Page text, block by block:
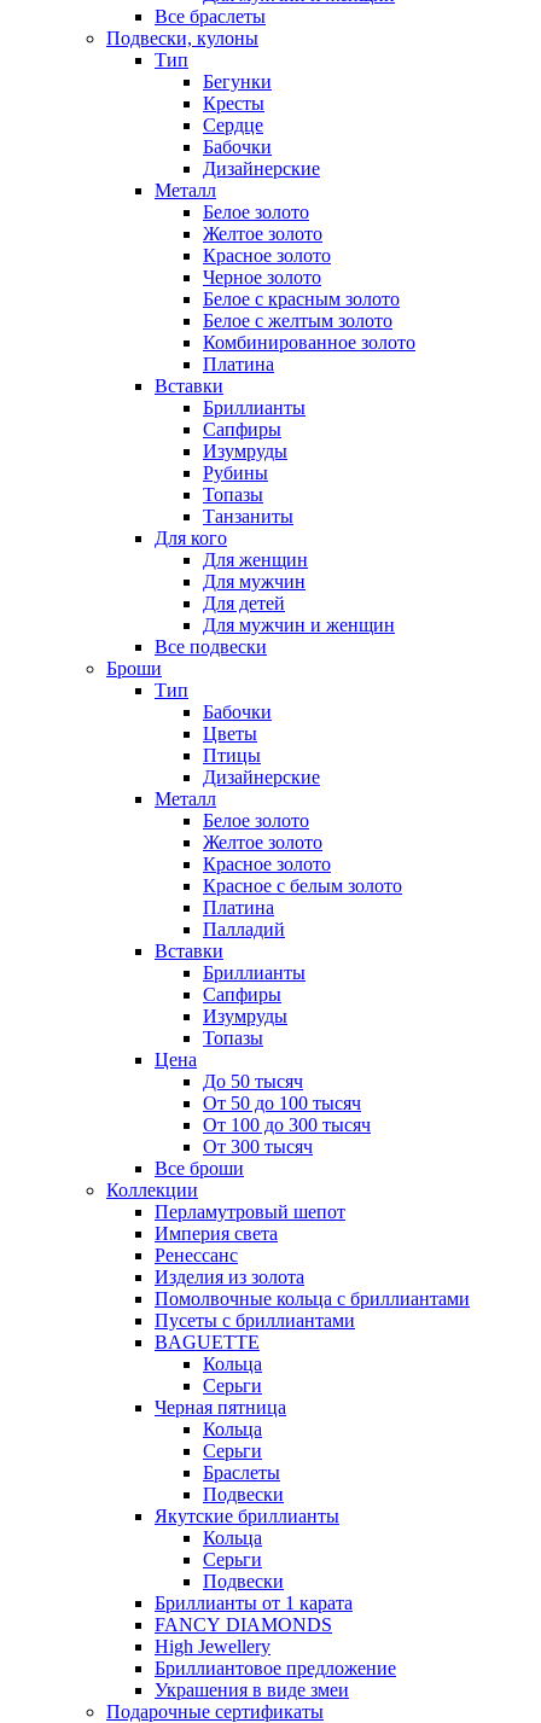
Все браслеты
Подвески, кулоны
Тип
Бегунки
Кресты
Сердце
Бабочки
Дизайнерские
Металл
Белое золото
Желтое золото
Красное золото
Черное золото
Белое с красным золото
Белое с желтым золото
Комбинированное золото
Платина
Вставки
Бриллианты
Сапфиры
Изумруды
Рубины
Топазы
Танзаниты
Для кого
Для женщин
Для мужчин
Для детей
Для мужчин и женщин
Все подвески
Броши
Тип
Бабочки
Цветы
Птицы
Дизайнерские
Металл
Белое золото
Желтое золото
Красное золото
Красное с белым золото
Платина
Палладий
Вставки
Бриллианты
Сапфиры
Изумруды
Топазы
Цена
До 50 тысяч
От 50 до 100 тысяч
От 100 до 300 тысяч
От 300 тысяч
Все броши
Коллекции
Перламутровый шепот
Империя света
Ренессанс
Изделия из золота
Помолвочные кольца с бриллиантами
Пусеты с бриллиантами
BAGUETTE
Кольца
Серьги
Черная пятница
Кольца
Серьги
Браслеты
Подвески
Якутские бриллианты
Кольца
Серьги
Подвески
Бриллианты от 1 карата
FANCY DIAMONDS
High Jewellery
Бриллиантовое предложение
Украшения в виде змеи
Подарочные сертификаты